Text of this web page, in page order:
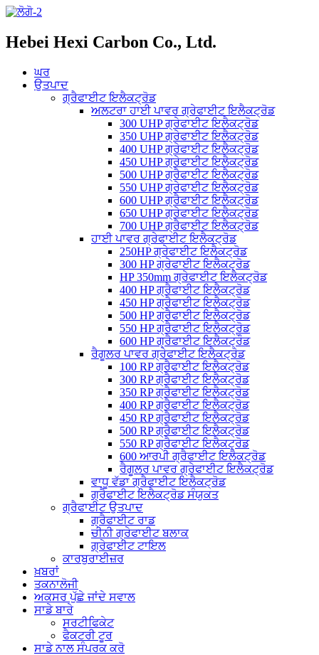
Hebei Hexi Carbon Co., Ltd.
ਘਰ
ਉਤਪਾਦ
ਗ੍ਰੈਫਾਈਟ ਇਲੈਕਟ੍ਰੋਡ
ਅਲਟਰਾ ਹਾਈ ਪਾਵਰ ਗ੍ਰੇਫਾਈਟ ਇਲੈਕਟ੍ਰੋਡ
300 UHP ਗ੍ਰੇਫਾਈਟ ਇਲੈਕਟ੍ਰੋਡ
350 UHP ਗ੍ਰੇਫਾਈਟ ਇਲੈਕਟ੍ਰੋਡ
400 UHP ਗ੍ਰੇਫਾਈਟ ਇਲੈਕਟ੍ਰੋਡ
450 UHP ਗ੍ਰੇਫਾਈਟ ਇਲੈਕਟ੍ਰੋਡ
500 UHP ਗ੍ਰੈਫਾਈਟ ਇਲੈਕਟ੍ਰੋਡ
550 UHP ਗ੍ਰੇਫਾਈਟ ਇਲੈਕਟ੍ਰੋਡ
600 UHP ਗ੍ਰੈਫਾਈਟ ਇਲੈਕਟ੍ਰੋਡ
650 UHP ਗ੍ਰੇਫਾਈਟ ਇਲੈਕਟ੍ਰੋਡ
700 UHP ਗ੍ਰੈਫਾਈਟ ਇਲੈਕਟ੍ਰੋਡ
ਹਾਈ ਪਾਵਰ ਗ੍ਰੇਫਾਈਟ ਇਲੈਕਟ੍ਰੋਡ
250HP ਗ੍ਰੇਫਾਈਟ ਇਲੈਕਟ੍ਰੋਡ
300 HP ਗ੍ਰੇਫਾਈਟ ਇਲੈਕਟ੍ਰੋਡ
HP 350mm ਗ੍ਰੇਫਾਈਟ ਇਲੈਕਟ੍ਰੋਡ
400 HP ਗ੍ਰੈਫਾਈਟ ਇਲੈਕਟ੍ਰੋਡ
450 HP ਗ੍ਰੈਫਾਈਟ ਇਲੈਕਟ੍ਰੋਡ
500 HP ਗ੍ਰੈਫਾਈਟ ਇਲੈਕਟ੍ਰੋਡ
550 HP ਗ੍ਰੈਫਾਈਟ ਇਲੈਕਟ੍ਰੋਡ
600 HP ਗ੍ਰੈਫਾਈਟ ਇਲੈਕਟ੍ਰੌਡ
ਰੈਗੂਲਰ ਪਾਵਰ ਗ੍ਰੇਫਾਈਟ ਇਲੈਕਟ੍ਰੋਡ
100 RP ਗ੍ਰੈਫਾਈਟ ਇਲੈਕਟ੍ਰੋਡ
300 RP ਗ੍ਰੈਫਾਈਟ ਇਲੈਕਟ੍ਰੋਡ
350 RP ਗ੍ਰੈਫਾਈਟ ਇਲੈਕਟ੍ਰੋਡ
400 RP ਗ੍ਰੈਫਾਈਟ ਇਲੈਕਟ੍ਰੋਡ
450 RP ਗ੍ਰੈਫਾਈਟ ਇਲੈਕਟ੍ਰੋਡ
500 RP ਗ੍ਰੈਫਾਈਟ ਇਲੈਕਟ੍ਰੋਡ
550 RP ਗ੍ਰੈਫਾਈਟ ਇਲੈਕਟ੍ਰੋਡ
600 ਆਰਪੀ ਗ੍ਰੈਫਾਈਟ ਇਲੈਕਟ੍ਰੋਡ
ਰੈਗੂਲਰ ਪਾਵਰ ਗ੍ਰੇਫਾਈਟ ਇਲੈਕਟ੍ਰੋਡ
ਵਾਧੂ ਵੱਡਾ ਗ੍ਰੈਫਾਈਟ ਇਲੈਕਟ੍ਰੋਡ
ਗ੍ਰੈਫਾਈਟ ਇਲੈਕਟ੍ਰੋਡ ਸੰਯੁਕਤ
ਗ੍ਰੈਫਾਈਟ ਉਤਪਾਦ
ਗ੍ਰੈਫਾਈਟ ਰਾਡ
ਚੀਨੀ ਗ੍ਰੇਫਾਈਟ ਬਲਾਕ
ਗ੍ਰੇਫਾਈਟ ਟਾਇਲ
ਕਾਰਬੁਰਾਈਜ਼ਰ
ਖ਼ਬਰਾਂ
ਤਕਨਾਲੋਜੀ
ਅਕਸਰ ਪੁੱਛੇ ਜਾਂਦੇ ਸਵਾਲ
ਸਾਡੇ ਬਾਰੇ
ਸਰਟੀਫਿਕੇਟ
ਫੈਕਟਰੀ ਟੂਰ
ਸਾਡੇ ਨਾਲ ਸੰਪਰਕ ਕਰੋ